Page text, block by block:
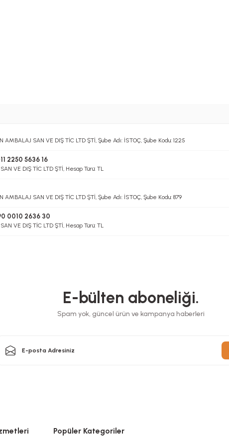
AMBALAJ SAN VE DIŞ TİC LTD ŞTİ, Şube Adı: İSTOÇ, Şube Kodu: 1225
2250 5636 16
VE DIŞ TİC LTD ŞTİ, Hesap Türü: TL
AMBALAJ SAN VE DIŞ TİC LTD ŞTİ, Şube Adı: İSTOÇ, Şube Kodu: 879
0010 2636 30
VE DIŞ TİC LTD ŞTİ, Hesap Türü: TL
E-bülten aboneliği.
Spam yok, güncel ürün ve kampanya haberleri
Popüler Kategoriler